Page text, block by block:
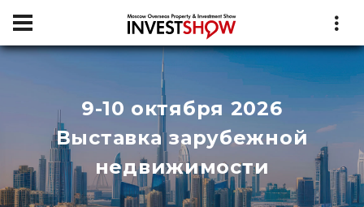
9-10 октября 2026
Выставка зарубежной
недвижимости